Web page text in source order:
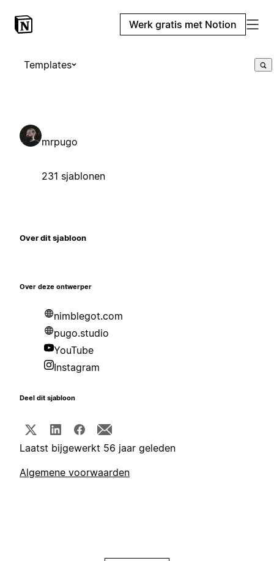
Werk gratis met Notion
Templates
mrpugo
231 sjablonen
Over dit sjabloon
Over deze ontwerper
nimblegot.com
pugo.studio
YouTube
Instagram
Deel dit sjabloon
Laatst bijgewerkt 56 jaar geleden
Algemene voorwaarden